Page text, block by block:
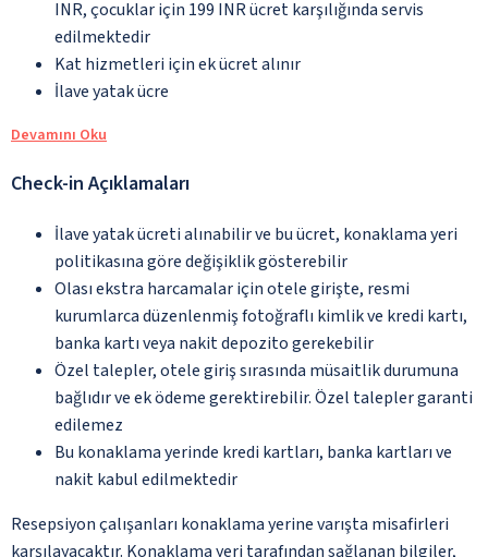
INR, çocuklar için 199 INR ücret karşılığında servis
edilmektedir
Kat hizmetleri için ek ücret alınır
İlave yatak ücre
Devamını Oku
Check-in Açıklamaları
İlave yatak ücreti alınabilir ve bu ücret, konaklama yeri
politikasına göre değişiklik gösterebilir
Olası ekstra harcamalar için otele girişte, resmi
kurumlarca düzenlenmiş fotoğraflı kimlik ve kredi kartı,
banka kartı veya nakit depozito gerekebilir
Özel talepler, otele giriş sırasında müsaitlik durumuna
bağlıdır ve ek ödeme gerektirebilir. Özel talepler garanti
edilemez
Bu konaklama yerinde kredi kartları, banka kartları ve
nakit kabul edilmektedir
Resepsiyon çalışanları konaklama yerine varışta misafirleri
karşılayacaktır. Konaklama yeri tarafından sağlanan bilgiler,